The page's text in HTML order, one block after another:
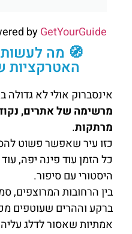
byGetYourGuide
🧭 מה לעשות
האטרקציות
אינסברוק אולי לא גדולה
מרשימה של אתרים,
מרתקות.
כזו עיר שאפשר פשוט
כל הזמן עוד פינה יפה,
היסטורי עם סיפור.
בין הרחובות המרוצפים,
ברקע וההרים שעוטפים
אמתיות שאסור לדלג